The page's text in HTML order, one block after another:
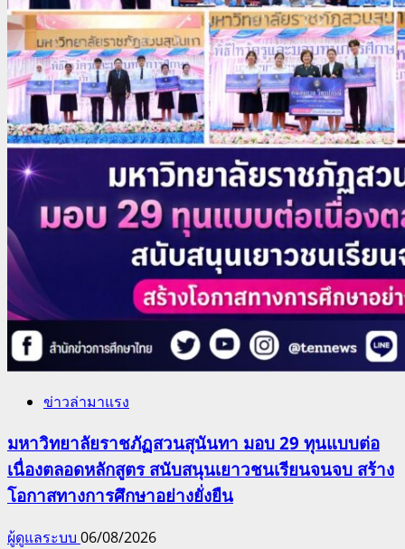
ข่าวล่ามาแรง
มหาวิทยาลัยราชภัฏสวนสุนันทา มอบ 29 ทุนแบบต่อ
เนื่องตลอดหลักสูตร สนับสนุนเยาวชนเรียนจนจบ สร้าง
โอกาสทางการศึกษาอย่างยั่งยืน
ผู้ดูแลระบบ 06/08/2026